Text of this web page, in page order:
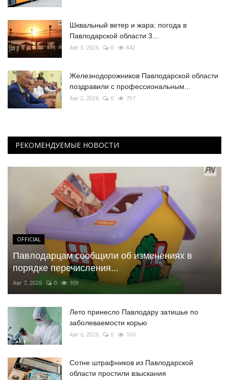
Шквальный ветер и жара: погода в
Павлодарской области 3...
Авг 3, 2026 0 842
Железнодорожников Павлодарской области
поздравили с профессиональным...
Авг 2, 2026 0 797
РЕКОМЕНДУЕМЫЕ НОВОСТИ
OFFICIAL
Павлодарцам сообщили об изменениях в
порядке перечисления...
Авг 7, 2026 0 109
Лето принесло Павлодару затишье по
заболеваемости корью
Авг 6, 2026 0 106
Сотне штрафников из Павлодарской
области простили взыскания